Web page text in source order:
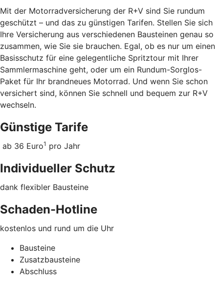
Mit der Motorradversicherung der R+V sind Sie rundum
geschützt – und das zu günstigen Tarifen. Stellen Sie sich
Ihre Versicherung aus verschiedenen Bausteinen genau so
zusammen, wie Sie sie brauchen. Egal, ob es nur um einen
Basisschutz für eine gelegentliche Spritztour mit Ihrer
Sammlermaschine geht, oder um ein Rundum-Sorglos-
Paket für Ihr brandneues Motorrad. Und wenn Sie schon
versichert sind, können Sie schnell und bequem zur R+V
wechseln.
Günstige Tarife
ab 36 Euro1 pro Jahr
Individueller Schutz
dank flexibler Bausteine
Schaden-Hotline
kostenlos und rund um die Uhr
Bausteine
Zusatzbausteine
Abschluss